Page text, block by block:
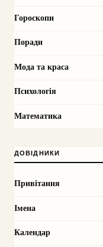
Гороскопи
Поради
Мода та краса
Психологія
Математика
ДОВІДНИКИ
Привітання
Імена
Календар